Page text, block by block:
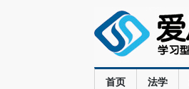
首页 法学